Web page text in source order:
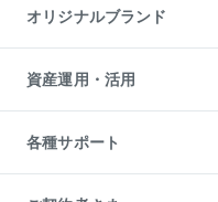
アパート経営
収益物件
ビル購入（ビル一棟）
投資用不動産の売却査定
事業用不動産の売却査定
マンションライブラリー
人気マンションランキング
暮らしに役立つ不動産メディア
不動産相場・不動産価格情報
不動産コラム・ニュース
不動産用語集
不動産なんでもネット相談室
住まいの税金
オリジナルブランド
一棟リノベーションマンション
L`GENTE（ルジェンテ）
区分リノベーションマンション
投資用一棟レジデンスWELL
不動産小口投資
LEGACIA（レガシア）
資産運用・活用
不動産M&A
アセットマネジメント・出資
各種サポート